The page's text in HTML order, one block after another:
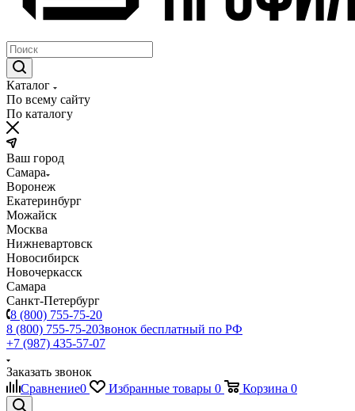
Каталог
По всему сайту
По каталогу
Ваш город
Самара
Воронеж
Екатеринбург
Можайск
Москва
Нижневартовск
Новосибирск
Новочеркасск
Самара
Санкт-Петербург
8 (800) 755-75-20
8 (800) 755-75-20Звонок бесплатный по РФ
+7 (987) 435-57-07
Заказать звонок
Сравнение0 Избранные товары 0 Корзина 0